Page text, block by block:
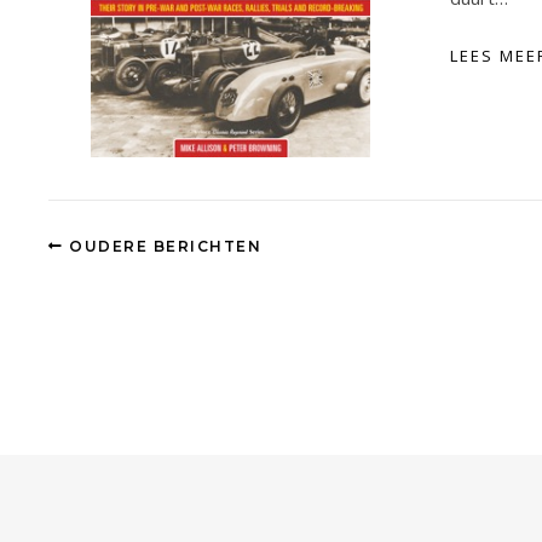
LEES
OUDERE BERICHTEN